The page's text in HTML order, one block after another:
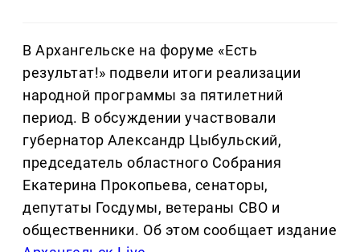
В Архангельске на форуме «Есть
результат!» подвели итоги реализации
народной программы за пятилетний
период. В обсуждении участвовали
губернатор Александр Цыбульский,
председатель областного Собрания
Екатерина Прокопьева, сенаторы,
депутаты Госдумы, ветераны СВО и
общественники. Об этом сообщает издание